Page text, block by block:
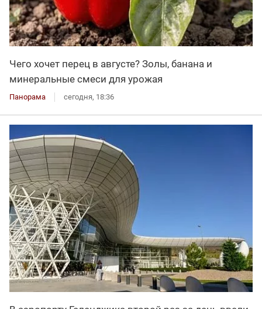
Чего хочет перец в августе? Золы, банана и
минеральные смеси для урожая
Панорама сегодня, 18:36